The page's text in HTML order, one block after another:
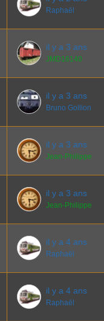
Raphaël
il y a 3 ans
JMD16140
il y a 3 ans
Bruno Gollion
il y a 3 ans
Jean-Philippe
il y a 3 ans
Jean-Philippe
il y a 4 ans
Raphaël
il y a 4 ans
Raphaël